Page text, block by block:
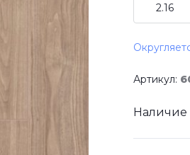
Артикул:
Наличие